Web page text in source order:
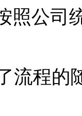
照公司
流程的